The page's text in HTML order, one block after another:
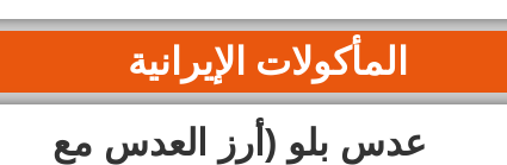
المأكولات الإيرانية
عدس بلو (أرز العدس مع